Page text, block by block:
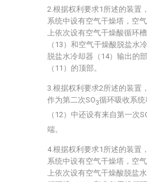
2.根据权利要求1所述的装置
系统中设有空气干燥塔，空
上依次设有空气干燥酸循环
（13）和空气干燥酸脱盐水
脱盐水冷却器（14）输出的
（11）的顶部。
3.根据权利要求2所述的装置
作为第二次SO3循环吸收系
（12）中还设有来自第一次
端。
4.根据权利要求1所述的装置
系统中设有空气干燥塔，空
上依次设有空气干燥酸脱盐